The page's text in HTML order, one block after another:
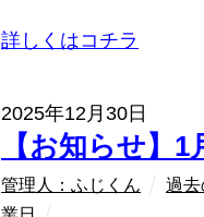
詳しくはコチラ
2025年12月30日
【お知らせ】
管理人：ふじくん 過